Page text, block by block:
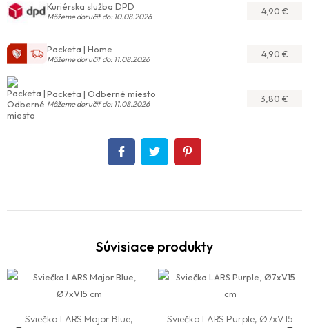
Kuriérska služba DPD
Môžeme doručiť do: 10.08.2026 4,90 €
Packeta | Home
Môžeme doručiť do: 11.08.2026 4,90 €
Packeta | Odberné miesto
Môžeme doručiť do: 11.08.2026 3,80 €
Súvisiace produkty
Do košíka
Sviečka LARS Major Blue,
Do košíka
Sviečka LARS Purple, Ø7xV15